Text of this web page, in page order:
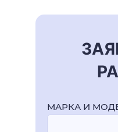
МАРКА И